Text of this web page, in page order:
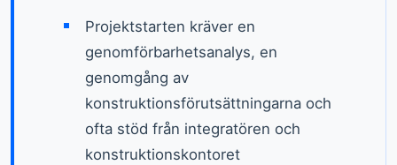
Projektstarten kräver en
genomförbarhetsanalys, en
genomgång av
konstruktionsförutsättningarna och
ofta stöd från integratören och
konstruktionskontoret